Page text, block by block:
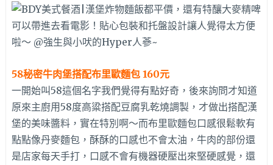
58秘密牛肉堡搭配布里歐麵包 160元
一開始叫58這個名字我們覺得有點好奇，後來詢問才知道
原來主廚用58度高粱搭配豆腐乳乾燒調製，才做出搭配漢
堡的美味醬料，實在特別啊～而布里歐麵包口感很鬆軟有
點點像丹麥麵包，酥酥的口感也不會太油，牛肉的部份還
是店家每天手打，口感不會有機器硬壓出來堅硬感覺，還